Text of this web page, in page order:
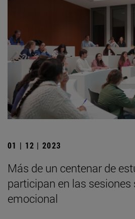
01 | 12 | 2023
Más de un centenar de
participan en las sesiones
emocional